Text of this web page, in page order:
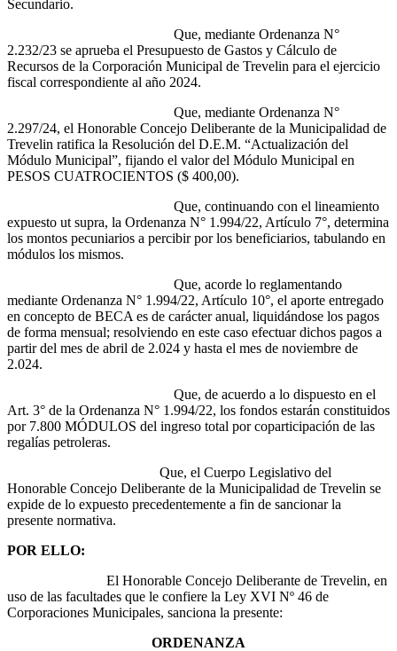
Secundario.
Que, mediante Ordenanza N°
2.232/23 se aprueba el Presupuesto de Gastos y Cálculo de
Recursos de la Corporación Municipal de Trevelin para el ejercicio
fiscal correspondiente al año 2024.
Que, mediante Ordenanza N°
2.297/24, el Honorable Concejo Deliberante de la Municipalidad de
Trevelin ratifica la Resolución del D.E.M. “Actualización del
Módulo Municipal”, fijando el valor del Módulo Municipal en
PESOS CUATROCIENTOS ($ 400,00).
Que, continuando con el lineamiento
expuesto ut supra, la Ordenanza N° 1.994/22, Artículo 7°, determina
los montos pecuniarios a percibir por los beneficiarios, tabulando en
módulos los mismos.
Que, acorde lo reglamentando
mediante Ordenanza N° 1.994/22, Artículo 10°, el aporte entregado
en concepto de BECA es de carácter anual, liquidándose los pagos
de forma mensual; resolviendo en este caso efectuar dichos pagos a
partir del mes de abril de 2.024 y hasta el mes de noviembre de
2.024.
Que, de acuerdo a lo dispuesto en el
Art. 3° de la Ordenanza N° 1.994/22, los fondos estarán constituidos
por 7.800 MÓDULOS del ingreso total por coparticipación de las
regalías petroleras.
Que, el Cuerpo Legislativo del
Honorable Concejo Deliberante de la Municipalidad de Trevelin se
expide de lo expuesto precedentemente a fin de sancionar la
presente normativa.
POR ELLO:
El Honorable Concejo Deliberante de Trevelin, en
uso de las facultades que le confiere la Ley XVI Nº 46 de
Corporaciones Municipales, sanciona la presente:
ORDENANZA